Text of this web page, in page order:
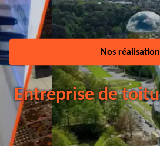
Nos
Entreprise de